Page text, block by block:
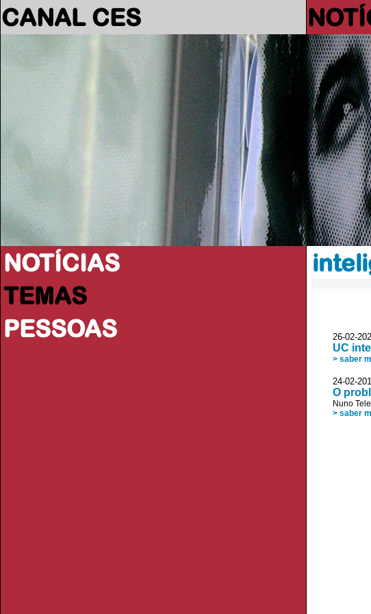
CANAL CES
NOTÍCIAS
TEMAS
PESSOAS
26-02-
UC
> saber
24-02-
O
Nuno
> saber